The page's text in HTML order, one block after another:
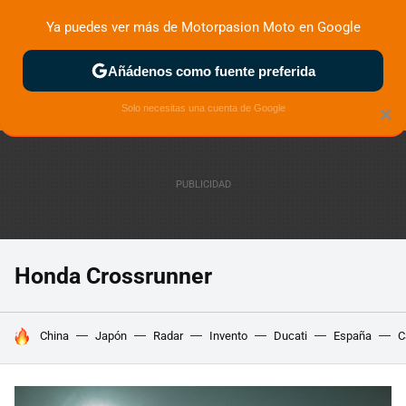
ZONA DE PRUEBAS DEPORTIVAS MOTOS ELÉCTRICAS
Honda Crossrunner
HOY SE HABLA DE
China Japón Radar Invento Ducati España
×
Ya puedes ver más de Motorpasion Moto en Google
Añádenos como fuente preferida
Solo necesitas una cuenta de Google